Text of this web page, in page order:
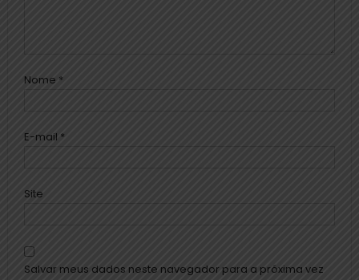
Nome *
E-mail *
Site
Salvar meus dados neste navegador para a próxima vez